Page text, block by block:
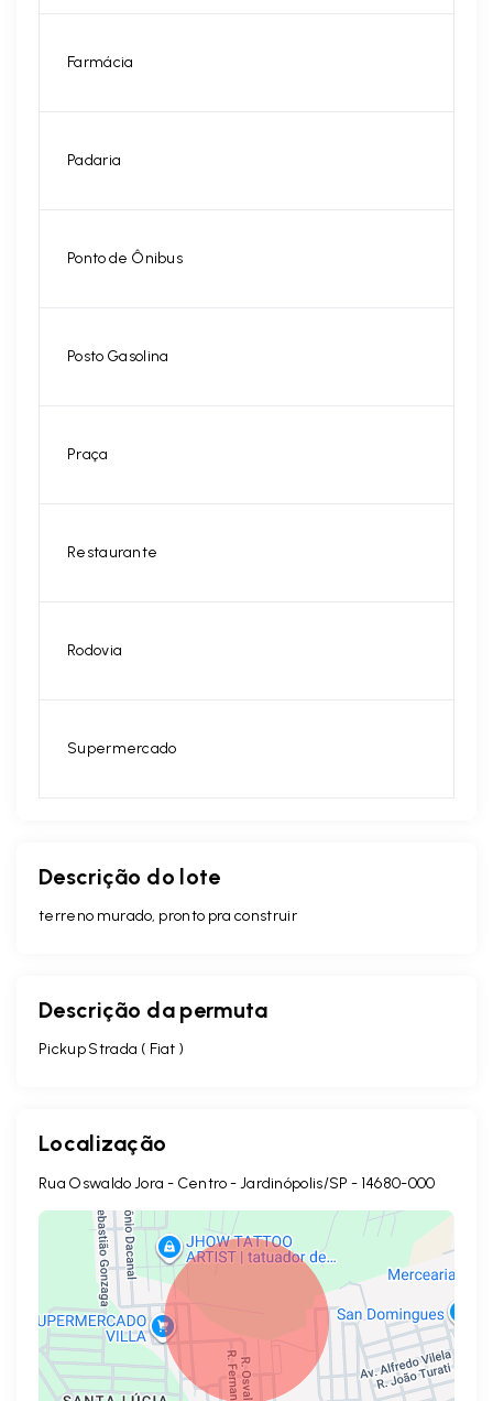
Farmácia
Padaria
Ponto de Ônibus
Posto Gasolina
Praça
Restaurante
Rodovia
Supermercado
Descrição do lote
terreno murado, pronto pra construir
Descrição da permuta
Pickup Strada ( Fiat )
Localização
Rua Oswaldo Jora - Centro - Jardinópolis/SP - 14680-000